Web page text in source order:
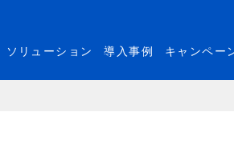
ソリューション 導入事例 キャンペー